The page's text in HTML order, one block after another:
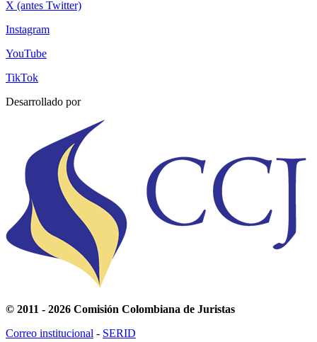
X (antes Twitter)
Instagram
YouTube
TikTok
Desarrollado por
© 2011 - 2026 Comisión Colombiana de Juristas
Correo institucional - SERID